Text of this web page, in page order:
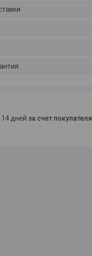
14 дней за счет покупателя